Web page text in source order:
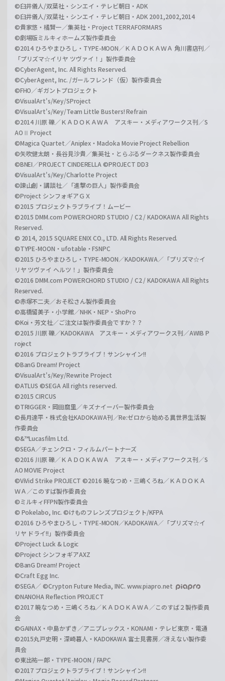
©臼井儀人/双葉社・シンエイ・テレビ朝日・ADK
©臼井儀人/双葉社・シンエイ・テレビ朝日・ADK 2001,2002,2014
©貴家悠・橘賢一／集英社・Project TERRAFORMARS
©劇場版ミルキィホームズ製作委員会
©2014 ひろやまひろし・TYPE-MOON／ＫＡＤＯＫＡＷＡ 角川書店刊／
「プリズマ☆イリヤ ツヴァイ！」製作委員会
©CyberAgent, Inc. All Rights Reserved.
©CyberAgent, Inc. /ガールフレンド（仮）製作委員会
©FHO／ギガントプロジェクト
©VisualArt's/Key/SProject
©VisualArt's/Key/Team Little Busters! Refrain
©2014 川原 礫／ＫＡＤＯＫＡＷＡ アスキー・メディアワークス刊／S
AOⅡ Project
©Magica Quartet／Aniplex・Madoka Movie Project Rebellion
©矢吹健太朗・長谷見沙貴／集英社・とらぶるダークネス製作委員会
©BNEI／PROJECT CINDERELLA ©PROJECT DD3
©VisualArt's/Key/Charlotte Project
©諫山創・講談社／「進撃の巨人」製作委員会
©Project シンフォギアＧＸ
©2015 プロジェクトラブライブ！ムービー
©2015 DMM.com POWERCHORD STUDIO / C2 / KADOKAWA All Rights
Reserved.
© 2014, 2015 SQUARE ENIX CO., LTD. All Rights Reserved.
©TYPE-MOON・ufotable・FSNPC
©2015 ひろやまひろし・TYPE-MOON／KADOKAWA／「プリズマ☆イ
リヤ ツヴァイ ヘルツ！」製作委員会
©2016 DMM.com POWERCHORD STUDIO / C2 / KADOKAWA All Rights
Reserved.
©赤塚不二夫／おそ松さん製作委員会
©高橋留美子・小学館／NHK・NEP・ShoPro
©Koi・芳文社／ご注文は製作委員会ですか？？
©2015 川原 礫／KADOKAWA アスキー・メディアワークス刊／AWIB P
roject
©2016 プロジェクトラブライブ！サンシャイン!!
©BanG Dream! Project
©VisualArt's/Key/Rewrite Project
©ATLUS ©SEGA All rights reserved.
©2015 CIRCUS
©TRIGGER・岡田麿里／キズナイーバー製作委員会
©長月達平・株式会社KADOKAWA刊／Re:ゼロから始める異世界生活製
作委員会
©&™Lucasfilm Ltd.
©SEGA／チェンクロ・フィルムパートナーズ
©2016 川原 礫／ＫＡＤＯＫＡＷＡ アスキー・メディアワークス刊／S
AO MOVIE Project
©ViVid Strike PROJECT ©2016 暁なつめ・三嶋くろね／ＫＡＤＯＫＡ
ＷＡ／このすば製作委員会
©ミルキィFFPN製作委員会
© Pokelabo, Inc. ©けものフレンズプロジェクト/KFPA
©2016 ひろやまひろし・TYPE-MOON／KADOKAWA／「プリズマ☆イ
リヤ ドライ!!」製作委員会
©Project Luck & Logic
©Project シンフォギアAXZ
©BanG Dream! Project
©Craft Egg Inc.
©SEGA／ ©Crypton Future Media, INC. www.piapro.net
©NANOHA Reflection PROJECT
©2017 暁なつめ・三嶋くろね／ＫＡＤＯＫＡＷＡ／このすば２製作委員
会
©GAINAX・中島かずき／アニプレックス・KONAMI・テレビ東京・電通
©2015丸戸史明・深崎暮人・KADOKAWA 富士見書房／冴えない製作委
員会
©東出祐一郎・TYPE-MOON / FAPC
©2017 プロジェクトラブライブ！サンシャイン!!